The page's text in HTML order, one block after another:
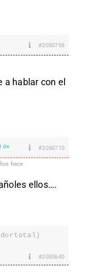
#2050758
hablar con el
On #2050710
hace
ellos….
#2050640